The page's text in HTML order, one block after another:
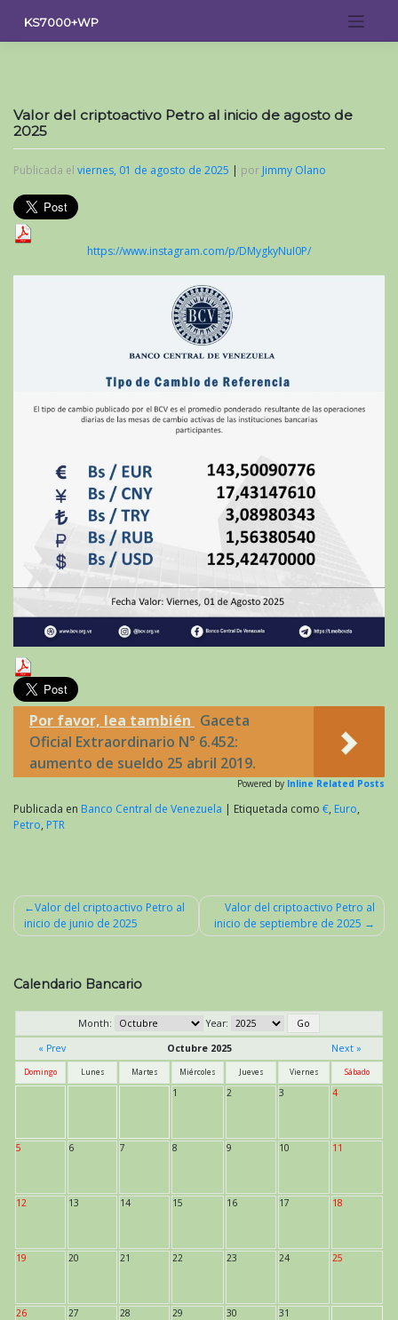
contenido
KS7000+WP
Valor del criptoactivo Petro al inicio de agosto de
2025
Publicada el viernes, 01 de agosto de 2025 | por Jimmy Olano
https://www.instagram.com/p/DMygkyNuI0P/
Por favor, lea también Gaceta
Oficial Extraordinario N° 6.452:
aumento de sueldo 25 abril 2019.
Powered by Inline Related Posts
Publicada en Banco Central de Venezuela | Etiquetada como €, Euro,
Petro, PTR
Navegación
entradas
Valor del criptoactivo Petro al
inicio de junio de 2025
Valor del criptoactivo Petro al
inicio de septiembre de 2025
Calendario Bancario
Month:
Year:
« Prev
Octubre 2025 Next »
Domingo Lunes Martes Miércoles Jueves Viernes Sábado
1 2 3 4
5 6 7 8 9 10 11
12 13 14 15 16 17 18
19 20 21 22 23 24 25
26 27 28 29 30 31